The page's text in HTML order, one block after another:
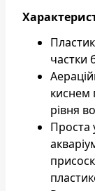
частки
киснем
рівня
Проста